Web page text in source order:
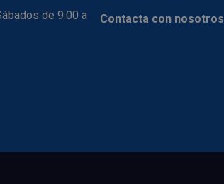
de 9:00 a
Contacta con nosotros